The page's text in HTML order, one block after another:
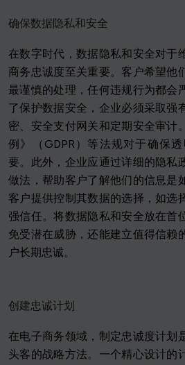
确保数据隐私和安全
在数字时代，数据隐私和安全对于
商务忠诚度至关重要。客户希望他
最谨慎的处理，任何违规行为都会
了保护数据安全，企业必须采取强
密、安全支付网关和定期安全审计
例》（GDPR）等法规对于确保
要。此外，企业应通过详细的隐私
做法，帮助客户了解他们的信息是
客户提供控制其数据的选择，如选
强信任。将数据隐私和安全放在首
免受潜在威胁，还能建立值得信赖
户长期忠诚。
创建忠诚计划
在电子商务领域，制定忠诚度计划
头客的战略方法。一个精心设计的